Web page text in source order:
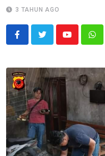
3 TAHUN AGO
Youtube